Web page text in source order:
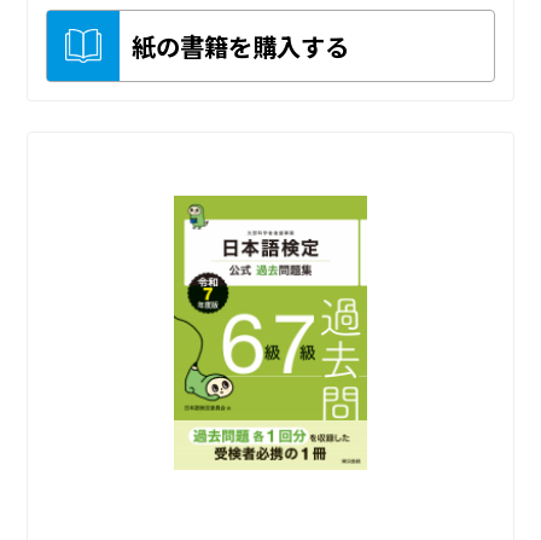
紙の書籍を購入する